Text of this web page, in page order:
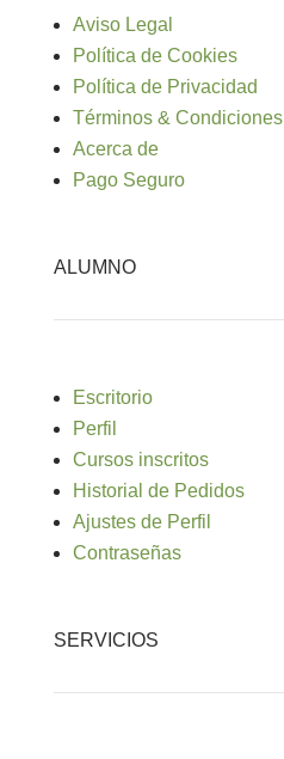
Aviso Legal
Política de Cookies
Política de Privacidad
Términos & Condiciones
Acerca de
Pago Seguro
ALUMNO
Escritorio
Perfil
Cursos inscritos
Historial de Pedidos
Ajustes de Perfil
Contraseñas
SERVICIOS